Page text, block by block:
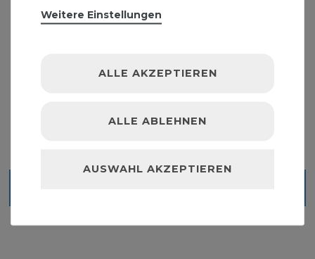
Weitere Einstellungen
ALLE AKZEPTIEREN
ALLE ABLEHNEN
AUSWAHL AKZEPTIEREN